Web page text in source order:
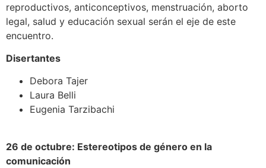
reproductivos, anticonceptivos, menstruación, aborto
legal, salud y educación sexual serán el eje de este
encuentro.
Disertantes
Debora Tajer
Laura Belli
Eugenia Tarzibachi
26 de octubre: Estereotipos de género en la
comunicación